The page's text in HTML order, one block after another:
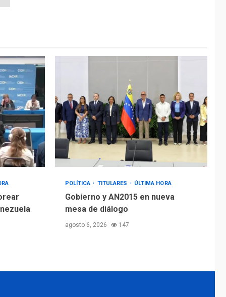
POLÍTICA TITULARES ÚLTIMA HORA
Gobierno y AN2015 en nueva
mesa de diálogo
agosto 6, 2026 147